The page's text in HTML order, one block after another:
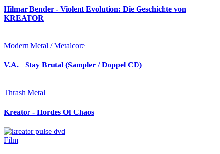
Hilmar Bender - Violent Evolution: Die Geschichte von
KREATOR
Modern Metal / Metalcore
V.A. - Stay Brutal (Sampler / Doppel CD)
Thrash Metal
Kreator - Hordes Of Chaos
Film